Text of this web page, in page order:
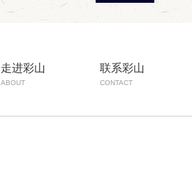
走进彩山
ABOUT
联系彩山
CONTACT